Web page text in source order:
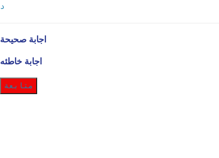
د
اجابة صحيحة
اجابة خاطئه
متابعة